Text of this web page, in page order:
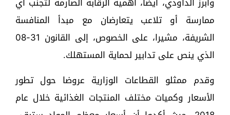
ممارسة أو تلاعب يتعارضان مع مبدأ المنافسة
الشريفة، مشيرا، على الخصوص، إلى القانون 31-08
الذي ينص على تدابير لحماية المستهلك.
وقدم ممثلو القطاعات الوزارية عروضا حول تطور
الأسعار وكميات مختلف المنتجات الغذائية خلال عام